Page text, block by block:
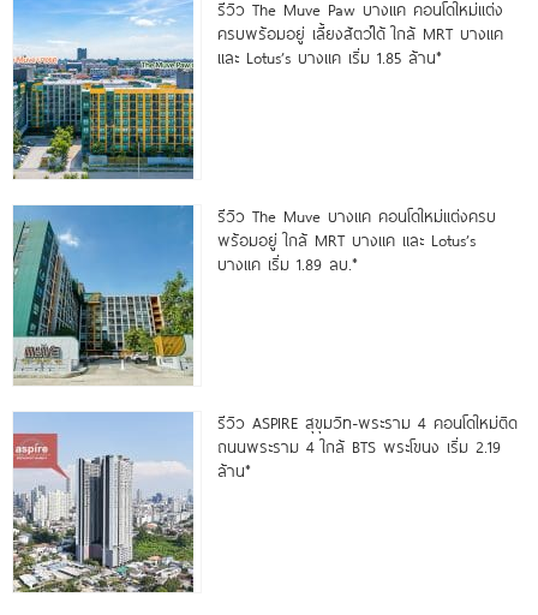
รีวิว The Muve Paw บางแค คอนโดใหม่แต่ง
ครบพร้อมอยู่ เลี้ยงสัตว์ได้ ใกล้ MRT บางแค
และ Lotus’s บางแค เริ่ม 1.85 ล้าน*
รีวิว The Muve บางแค คอนโดใหม่แต่งครบ
พร้อมอยู่ ใกล้ MRT บางแค และ Lotus’s
บางแค เริ่ม 1.89 ลบ.*
รีวิว ASPIRE สุขุมวิท-พระราม 4 คอนโดใหม่ติด
ถนนพระราม 4 ใกล้ BTS พระโขนง เริ่ม 2.19
ล้าน*